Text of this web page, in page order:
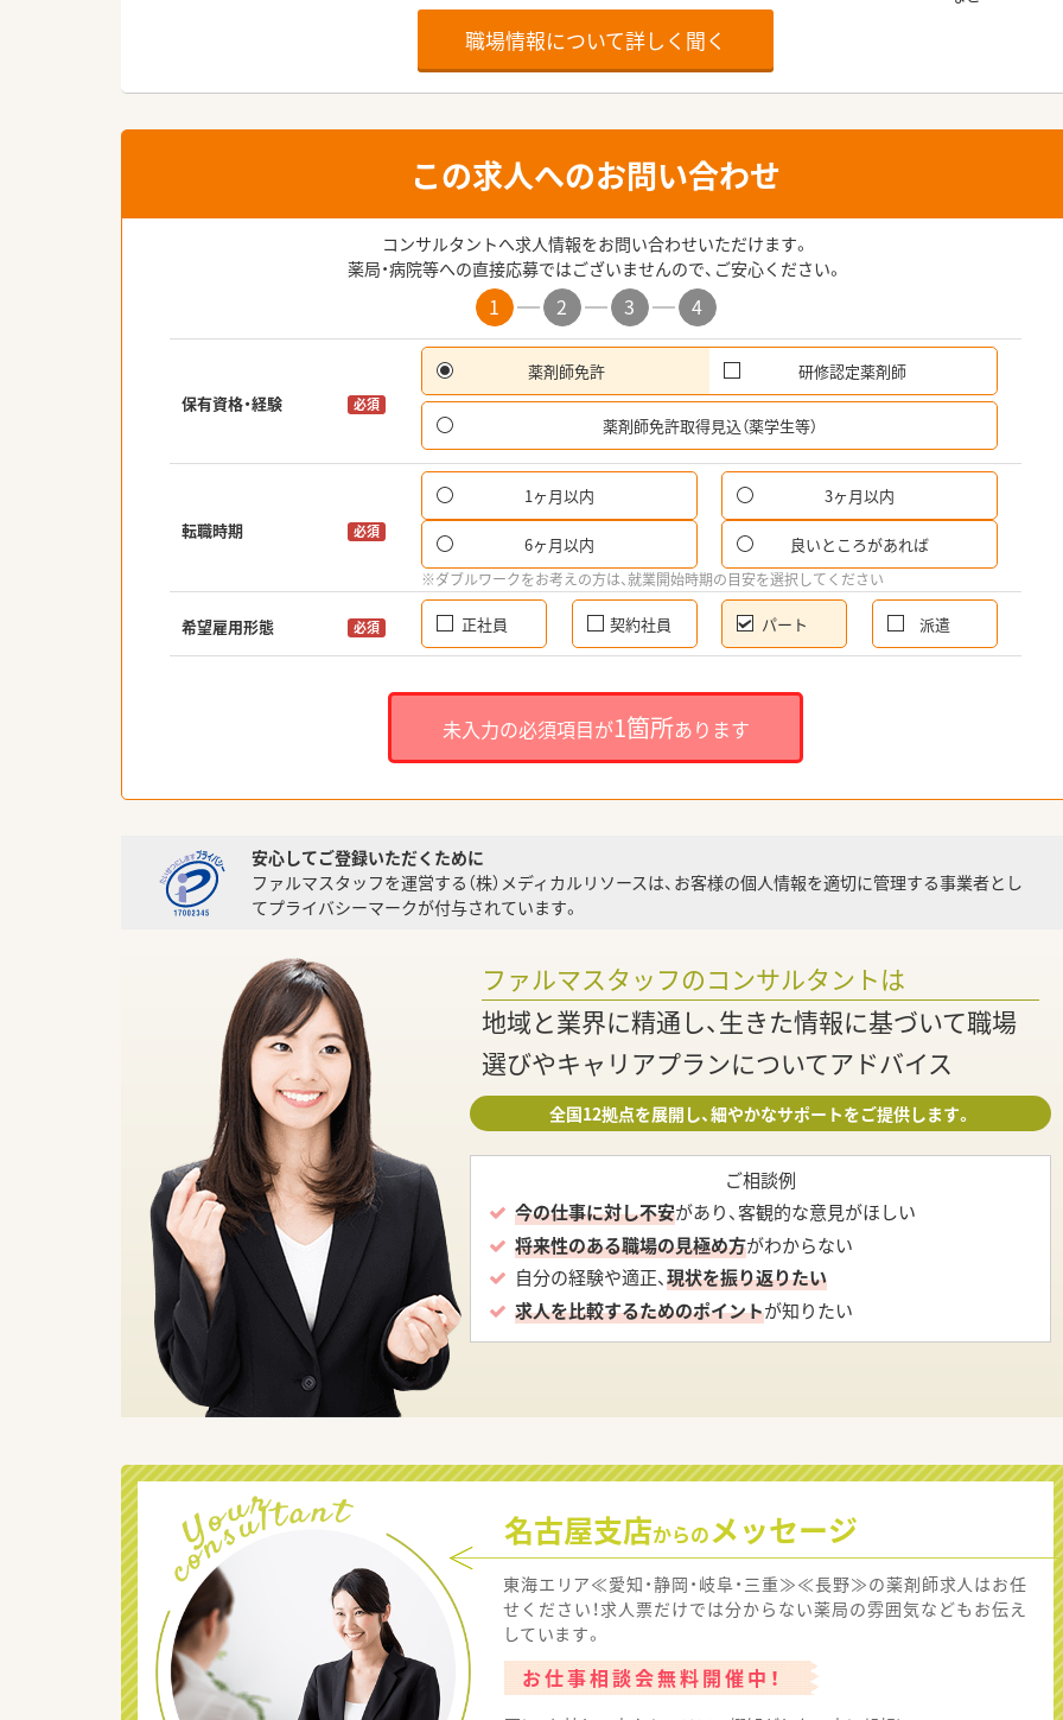
職場情報について詳しく聞く
この求人へのお問い合わせ
コンサルタントへ求人情報をお問い合わせいただけます。
薬局・病院等への直接応募ではございませんので、ご安心ください。
1 2 3 4
保有資格・経験 必須
薬剤師免許 研修認定薬剤師
薬剤師免許取得見込（薬学生等）
転職時期 必須
1ヶ月以内 3ヶ月以内
6ヶ月以内 良いところがあれば
※ダブルワークをお考えの方は、就業開始時期の目安を選択してください
希望雇用形態 必須 正社員 契約社員 パート 派遣
未入力の必須項目が1箇所あります
安心してご登録いただくために
ファルマスタッフを運営する（株）メディカルリソースは、お客様の個人情報を適切に管理する事業者とし
てプライバシーマークが付与されています。
ファルマスタッフのコンサルタントは
地域と業界に精通し、生きた情報に基づいて職場
選びやキャリアプランについてアドバイス
全国12拠点を展開し、細やかなサポートをご提供します。
ご相談例
今の仕事に対し不安があり、客観的な意見がほしい
将来性のある職場の見極め方がわからない
自分の経験や適正、現状を振り返りたい
求人を比較するためのポイントが知りたい
名古屋支店からのメッセージ
東海エリア≪愛知・静岡・岐阜・三重≫≪長野≫の薬剤師求人はお任
せください！求人票だけでは分からない薬局の雰囲気などもお伝え
しています。
お仕事相談会無料開催中！